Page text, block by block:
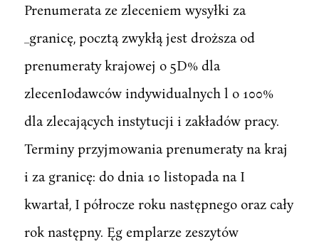
Prenumerata ze zleceniem wysyłki za
_granicę, pocztą zwykłą jest droższa od
prenumeraty krajowej o 5D% dla
zlecenIodawców indywidualnych l o 100%
dla zlecających instytucji i zakładów pracy.
Terminy przyjmowania prenumeraty na kraj
i za granicę: do dnia 10 listopada na I
kwartał, I półrocze roku następnego oraz cały
rok następny. Ęg emplarze zeszytów